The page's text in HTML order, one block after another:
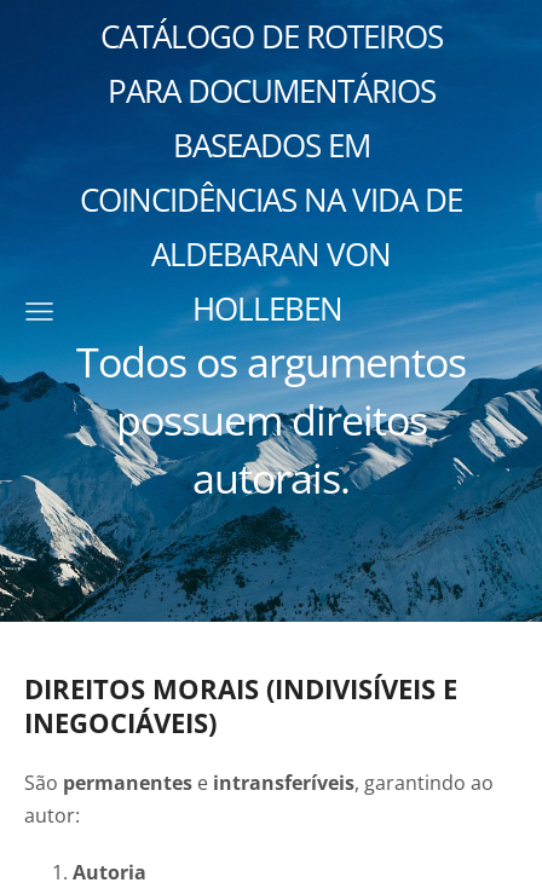
CATÁLOGO DE ROTEIROS
PARA DOCUMENTÁRIOS
BASEADOS EM
COINCIDÊNCIAS NA VIDA DE
ALDEBARAN VON
HOLLEBEN
Todos os argumentos
possuem direitos
autorais.
DIREITOS MORAIS (INDIVISÍVEIS E
INEGOCIÁVEIS)
São permanentes e intransferíveis, garantindo ao
autor:
Autoria